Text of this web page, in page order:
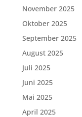
November 2025
Oktober 2025
September 2025
August 2025
Juli 2025
Juni 2025
Mai 2025
April 2025